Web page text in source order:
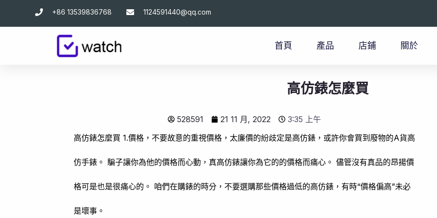
+86 13539836768 1124591440@qq.com
首頁 產品 店鋪 關於
高仿錶怎麼買
528591 21 11 月, 2022
3:35 上午
高仿錶怎麼買 1.價格，不要故意的重視價格，太廉價的紛歧定是高仿錶，或許你會買到廢物的A貨高
仿手錶。 騙子讓你為他的價格而心動，真高仿錶讓你為它的的價格而痛心。 儘管沒有真品的昂揚價
格可是也是很痛心的。 咱們在購錶的時分，不要選購那些價格過低的高仿錶，有時“價格偏高”未必
是壞事。